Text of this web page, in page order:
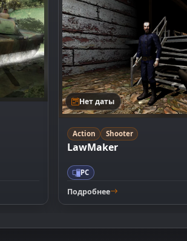
Нет даты
Action Shooter
LawMaker
PC
Подробнее